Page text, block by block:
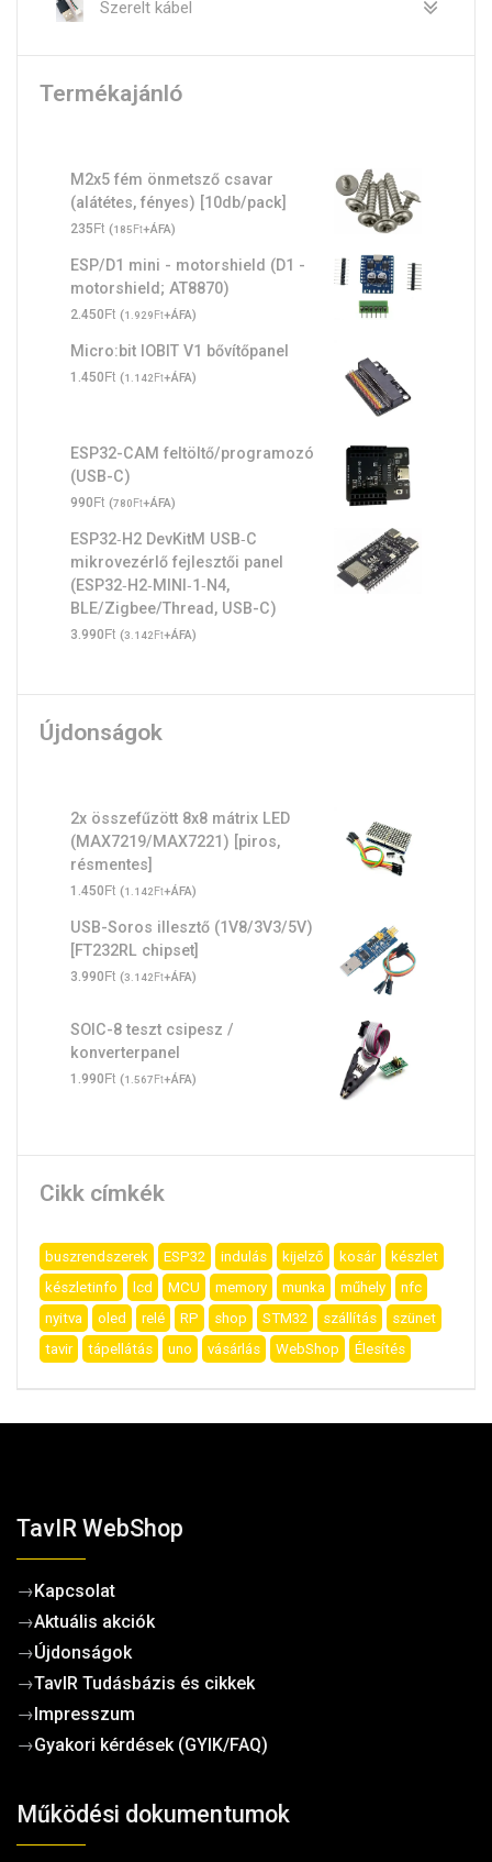
Szerelt kábel
Termékajánló
M2x5 fém önmetsző csavar
(alátétes, fényes) [10db/pack]
235Ft (185Ft+ÁFA)
ESP/D1 mini - motorshield (D1 -
motorshield; AT8870)
2.450Ft (1.929Ft+ÁFA)
Micro:bit IOBIT V1 bővítőpanel
1.450Ft (1.142Ft+ÁFA)
ESP32-CAM feltöltő/programozó
(USB-C)
990Ft (780Ft+ÁFA)
ESP32‑H2 DevKitM USB‑C
mikrovezérlő fejlesztői panel
(ESP32‑H2‑MINI‑1‑N4,
BLE/Zigbee/Thread, USB-C)
3.990Ft (3.142Ft+ÁFA)
Újdonságok
2x összefűzött 8x8 mátrix LED
(MAX7219/MAX7221) [piros,
résmentes]
1.450Ft (1.142Ft+ÁFA)
USB-Soros illesztő (1V8/3V3/5V)
[FT232RL chipset]
3.990Ft (3.142Ft+ÁFA)
SOIC-8 teszt csipesz /
konverterpanel
1.990Ft (1.567Ft+ÁFA)
Cikk címkék
buszrendszerek ESP32 indulás kijelző kosár
készlet
készletinfo
lcd MCU memory munka műhely
nfc
nyitva
oled relé RP shop STM32 szállítás
szünet
tavir
tápellátás uno vásárlás WebShop Élesítés
TavIR WebShop
→Kapcsolat
→Aktuális akciók
→Újdonságok
→TavIR Tudásbázis és cikkek
→Impresszum
→Gyakori kérdések (GYIK/FAQ)
Működési dokumentumok